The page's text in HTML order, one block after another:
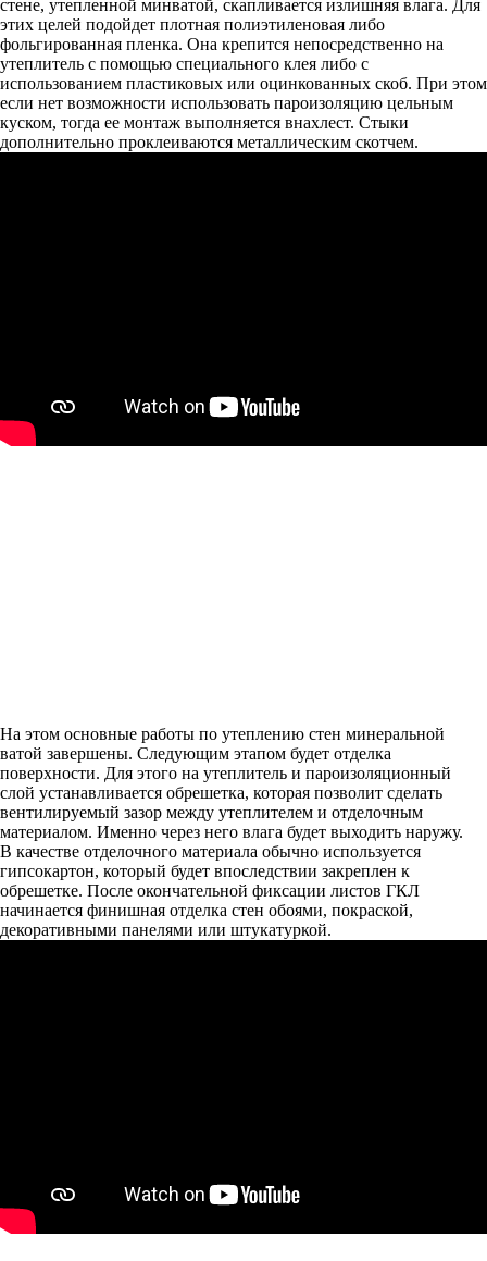
стене, утепленной минватой, скапливается излишняя влага. Для
этих целей подойдет плотная полиэтиленовая либо
фольгированная пленка. Она крепится непосредственно на
утеплитель с помощью специального клея либо с
использованием пластиковых или оцинкованных скоб. При этом
если нет возможности использовать пароизоляцию цельным
куском, тогда ее монтаж выполняется внахлест. Стыки
дополнительно проклеиваются металлическим скотчем.
На этом основные работы по утеплению стен минеральной
ватой завершены. Следующим этапом будет отделка
поверхности. Для этого на утеплитель и пароизоляционный
слой устанавливается обрешетка, которая позволит сделать
вентилируемый зазор между утеплителем и отделочным
материалом. Именно через него влага будет выходить наружу.
В качестве отделочного материала обычно используется
гипсокартон, который будет впоследствии закреплен к
обрешетке. После окончательной фиксации листов ГКЛ
начинается финишная отделка стен обоями, покраской,
декоративными панелями или штукатуркой.